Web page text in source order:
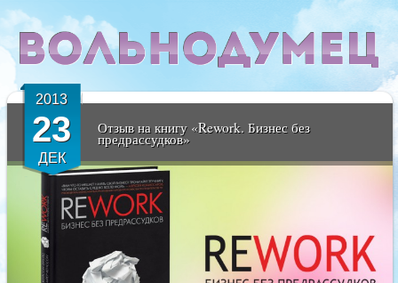
2013
23
ДЕК
Отзыв на книгу «Rework. Бизнес без
предрассудков»